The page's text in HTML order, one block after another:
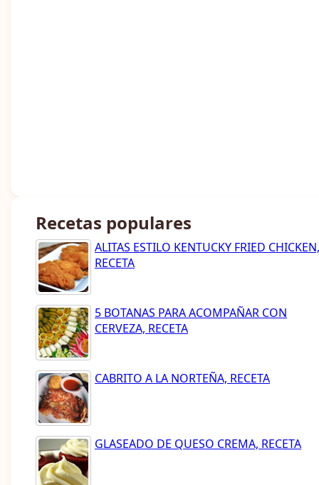
Recetas populares
ALITAS ESTILO KENTUCKY FRIED CHICKEN,
RECETA
5 BOTANAS PARA ACOMPAÑAR CON
CERVEZA, RECETA
CABRITO A LA NORTEÑA, RECETA
GLASEADO DE QUESO CREMA, RECETA